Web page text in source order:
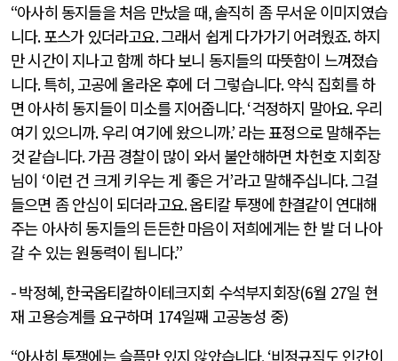
“아사히 동지들을 처음 만났을 때,솔직히 좀 무서운 이미지였습
니다.포스가 있더라고요.그래서 쉽게 다가가기 어려웠죠.하지
만 시간이 지나고 함께 하다 보니 동지들의 따뜻함이 느껴졌습
니다.특히, 고공에 올라온 후에 더 그렇습니다.약식 집회를 하
면 아사히 동지들이 미소를 지어줍니다. ‘걱정하지 말아요.우리
여기 있으니까.우리 여기에 왔으니까.’ 라는 표정으로 말해주는
것 같습니다.가끔 경찰이 많이 와서 불안해하면 차헌호 지회장
님이 ‘이런 건 크게 키우는 게 좋은 거’라고 말해주십니다.그걸
들으면 좀 안심이 되더라고요.옵티칼 투쟁에 한결같이 연대해
주는 아사히 동지들의 든든한 마음이 저희에게는 한 발 더 나아
갈 수 있는 원동력이 됩니다.”
-박정혜,한국옵티칼하이테크지회 수석부지회장(6월 27일 현
재 고용승계를 요구하며 174일째 고공농성 중)
“아사히 투쟁에는 슬픔만 있지 않았습니다. ‘비정규직도 인간이